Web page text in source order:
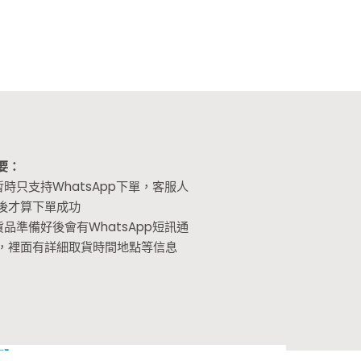
：
時只支持WhatsApp下單，客服人
才算下單成功
品準備好後會有WhatsApp短訊通
裡面有詳細取貨時間地點等信息